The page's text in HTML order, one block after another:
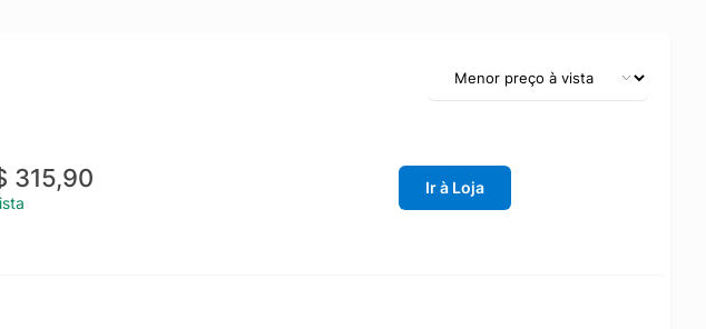
315,90 Ir à Loja